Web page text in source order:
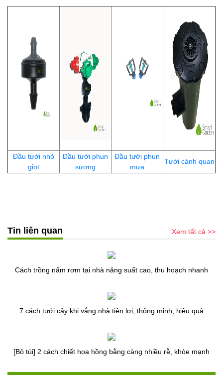
Đầu tưới nhỏ
giọt
Đầu tưới phun
sương
Đầu tưới phun
mưa
Tưới cảnh quan
Tin liên quan Xem tất cả >>
Cách trồng nấm rơm tại nhà năng suất cao, thu hoạch nhanh
7 cách tưới cây khi vắng nhà tiện lợi, thông minh, hiệu quả
[Bỏ túi] 2 cách chiết hoa hồng bằng càng nhiều rễ, khỏe mạnh